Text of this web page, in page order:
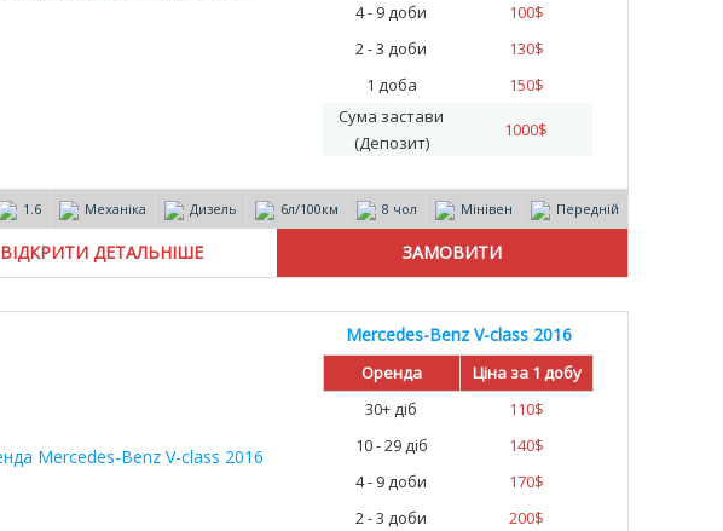
4 - 9 доби
100$
2 - 3 доби
130$
1 доба
150$
Сума застави
(Депозит)
1000$
1.6 Механіка Дизель 6л/100км 8 чол Мінівен Передній
ВІДКРИТИ ДЕТАЛЬНІШЕ
Mercedes-Benz V-class 2016
Оренда
Ціна за 1 добу
30+ діб
110$
10 - 29 діб
140$
4 - 9 доби
170$
2 - 3 доби
200$